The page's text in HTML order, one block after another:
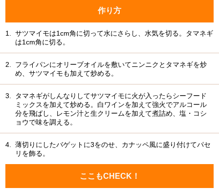
作り方
1.
サツマイモは1cm角に切って水にさらし、水気を切る。タマネギ
は1cm角に切る。
2.
フライパンにオリーブオイルを敷いてニンニクとタマネギを炒
め、サツマイモも加えて炒める。
3.
タマネギがしんなりしてサツマイモに火が入ったらシーフード
ミックスを加えて炒める。白ワインを加えて強火でアルコール
分を飛ばし、レモン汁と生クリームを加えて煮詰め、塩・コシ
ョウで味を調える。
4.
薄切りにしたバゲットに3をのせ、カナッペ風に盛り付けてパセ
リを飾る。
ここもCHECK！